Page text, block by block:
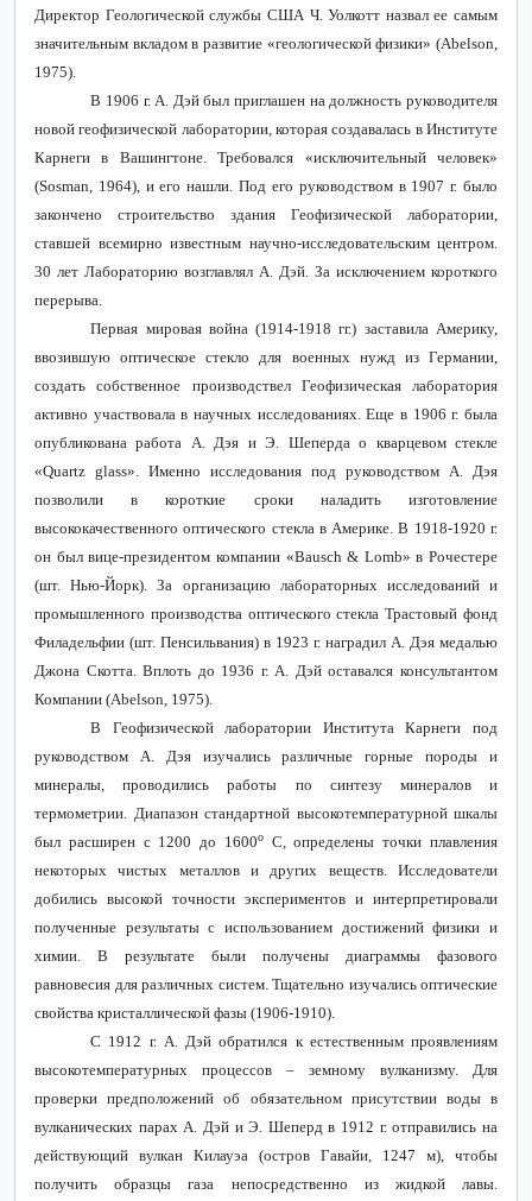
Директор Геологической службы США Ч. Уолкотт назвал ее самым
значительным вкладом в развитие «геологической физики» (Abelson
1975).
В 1906 г. А. Дэй был приглашен на должность руководителя
новой геофизической лаборатории, которая создавалась в Институте
Карнеги в Вашингтоне. Требовался «исключительный человек»
(Sosman , 1964), и его нашли. Под его руководством в 1907 г. было
закончено строительство здания Геофизической лаборатории,
ставшей всемирно известным научно-исследовательским центром.
30 лет Лабораторию возглавлял А. Дэй. За исключением короткого
перерыва.
Первая мировая война (1914-1918 гг.) заставила Америку,
ввозившую оптическое стекло для военных нужд из Германии,
создать собственное производствел Геофизическая лаборатория
активно участвовала в научных исследованиях. Еще в 1906 г. была
опубликована работа А. Дэя и Э. Шеперда о кварцевом стекле
«Quartz glass». Именно исследования под руководством А. Дэя
позволили в короткие сроки наладить изготовление
высококачественного оптического стекла в Америке. В 1918-1920 г.
он был вице-президентом компании «Bausch & Lomb» в Рочестере
(шт. Нью-Йорк). За организацию лабораторных исследований и
промышленного производства оптического стекла Трастовый фонд
Филадельфии (шт. Пенсильвания) в 1923 г. наградил А. Дэя медалью
Джона Скотта. Вплоть до 1936 г. А. Дэй оставался консультантом
Компании (Abelson , 1975).
В Геофизической лаборатории Института Карнеги под
руководством А. Дэя изучались различные горные породы и
минералы, проводились работы по синтезу минералов и
термометрии. Диапазон стандартной высокотемпературной шкалы
был расширен с 1200 до 1600о С, определены точки плавления
некоторых чистых металлов и других веществ. Исследователи
добились высокой точности экспериментов и интерпретировали
полученные результаты с использованием достижений физики и
химии. В результате были получены диаграммы фазового
равновесия для различных систем. Тщательно изучались оптические
свойства кристаллической фазы (1906-1910).
С 1912 г. А. Дэй обратился к естественным проявлениям
высокотемпературных процессов – земному вулканизму. Для
проверки предположений об обязательном присутствии воды в
вулканических парах А. Дэй и Э. Шеперд в 1912 г. отправились на
действующий вулкан Килауэа (остров Гавайи, 1247 м), чтобы
получить образцы газа непосредственно из жидкой лавы.